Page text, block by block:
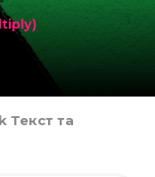
Текст та